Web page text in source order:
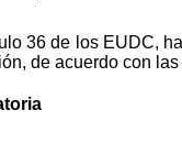
36 de los EUDC,
de acuerdo con